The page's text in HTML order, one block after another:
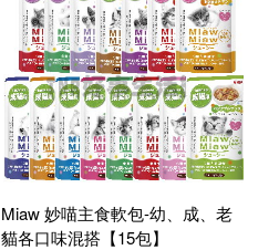
Miaw 妙喵主食軟包-幼、成、老
貓各口味混搭【15包】